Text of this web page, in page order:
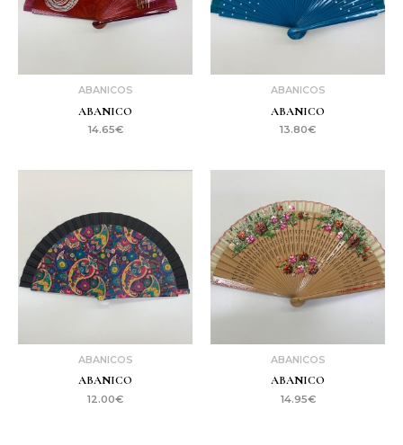
ABANICOS
ABANICO
14.65€
ABANICOS
ABANICO
13.80€
ABANICOS
ABANICO
12.00€
ABANICOS
ABANICO
14.95€